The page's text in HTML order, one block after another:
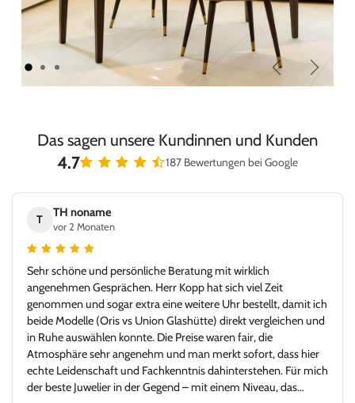
Zurück Weiter
Das sagen unsere Kundinnen und Kunden
4.7 187 Bewertungen bei Google
T
TH noname
vor 2 Monaten
Sehr schöne und persönliche Beratung mit wirklich
angenehmen Gesprächen. Herr Kopp hat sich viel Zeit
genommen und sogar extra eine weitere Uhr bestellt, damit ich
beide Modelle (Oris vs Union Glashütte) direkt vergleichen und
in Ruhe auswählen konnte. Die Preise waren fair, die
Atmosphäre sehr angenehm und man merkt sofort, dass hier
echte Leidenschaft und Fachkenntnis dahinterstehen. Für mich
der beste Juwelier in der Gegend – mit einem Niveau, das